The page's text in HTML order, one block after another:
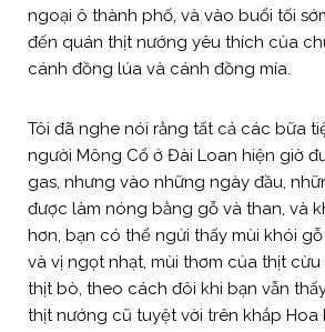
ngoại ô thành phố, và vào buổi tối
đến quán thịt nướng yêu thích của
cánh đồng lúa và cánh đồng mía.
Tôi đã nghe nói rằng tất cả các bữa
người Mông Cổ ở Đài Loan hiện giờ
gas, nhưng vào những ngày đầu,
được làm nóng bằng gỗ và than, và
hơn, bạn có thể ngửi thấy mùi khói
và vị ngọt nhạt, mùi thơm của thịt
thịt bò, theo cách đôi khi bạn vẫn
thịt nướng cũ tuyệt vời trên khắp Hoa